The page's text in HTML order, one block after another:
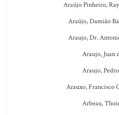
Araújo Pinheiro,
Araújo, Damião
Araujo, Dr.
Araujo, Juan
Araujo,
Arauxo, Francisco
Arbeau,